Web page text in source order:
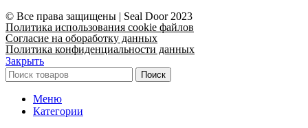
© Все права защищены | Seal Door 2023
Политика использования cookie файлов
Согласие на обоработку данных
Политика конфиденциальности данных
Закрыть
Поиск
Меню
Категории